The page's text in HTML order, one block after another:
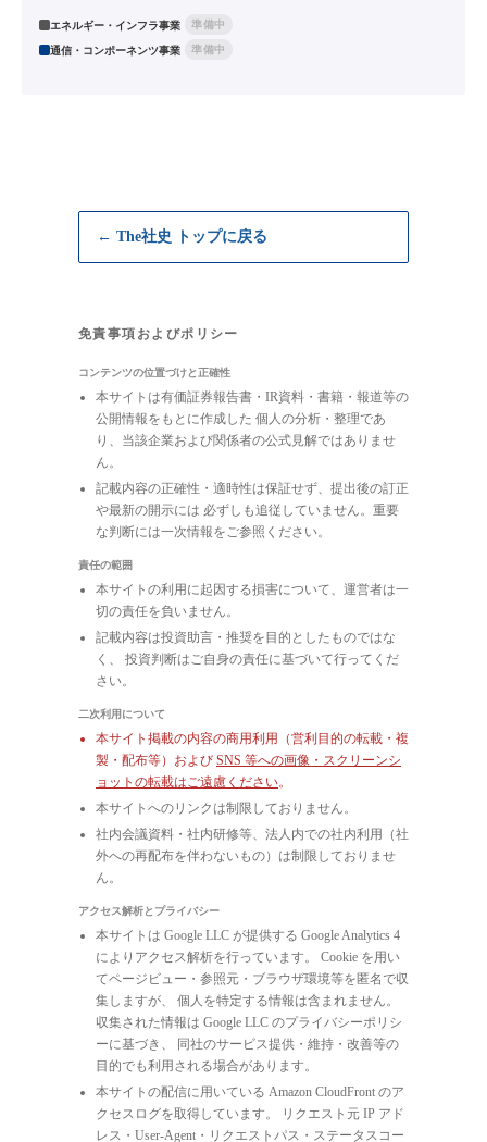
エネルギー・インフラ事業
準備中
通信・コンポーネンツ事業
準備中
← The社史 トップに戻る
免責事項およびポリシー
コンテンツの位置づけと正確性
本サイトは有価証券報告書・IR資料・書籍・報道等の
公開情報をもとに作成した 個人の分析・整理であ
り、当該企業および関係者の公式見解ではありませ
ん。
記載内容の正確性・適時性は保証せず、提出後の訂正
や最新の開示には 必ずしも追従していません。重要
な判断には一次情報をご参照ください。
責任の範囲
本サイトの利用に起因する損害について、運営者は一
切の責任を負いません。
記載内容は投資助言・推奨を目的としたものではな
く、 投資判断はご自身の責任に基づいて行ってくだ
さい。
二次利用について
本サイト掲載の内容の商用利用（営利目的の転載・複
製・配布等）および SNS 等への画像・スクリーンシ
ョットの転載はご遠慮ください。
本サイトへのリンクは制限しておりません。
社内会議資料・社内研修等、法人内での社内利用（社
外への再配布を伴わないもの）は制限しておりませ
ん。
アクセス解析とプライバシー
本サイトは Google LLC が提供する Google Analytics 4
によりアクセス解析を行っています。 Cookie を用い
てページビュー・参照元・ブラウザ環境等を匿名で収
集しますが、 個人を特定する情報は含まれません。
収集された情報は Google LLC のプライバシーポリシ
ーに基づき、 同社のサービス提供・維持・改善等の
目的でも利用される場合があります。
本サイトの配信に用いている Amazon CloudFront のア
クセスログを取得しています。 リクエスト元 IP アド
レス・User-Agent・リクエストパス・ステータスコー